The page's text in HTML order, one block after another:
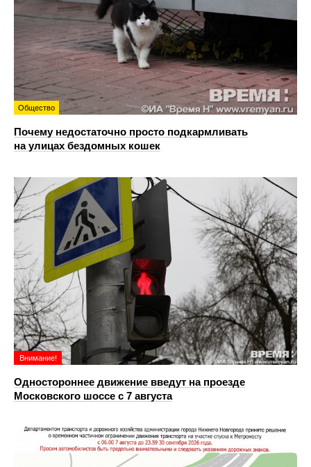
Общество
Почему недостаточно просто подкармливать
на улицах бездомных кошек
Внимание!
Одностороннее движение введут на проезде
Московского шоссе с 7 августа